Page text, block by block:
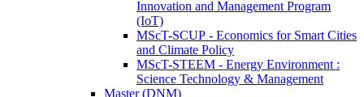
Innovation and Management Program
(IoT)
MScT-SCUP - Economics for Smart Cities
and Climate Policy
MScT-STEEM - Energy Environment :
Science Technology & Management
Master (DNM)